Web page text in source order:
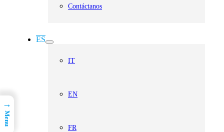
Contáctanos
ES
IT
EN
FR
→
Menu